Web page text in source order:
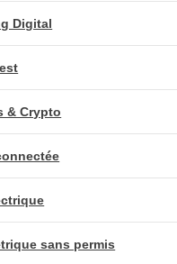
Digital
& Crypto
sans permis